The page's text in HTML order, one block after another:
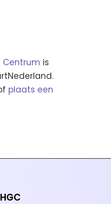
Centrum is
plaats een